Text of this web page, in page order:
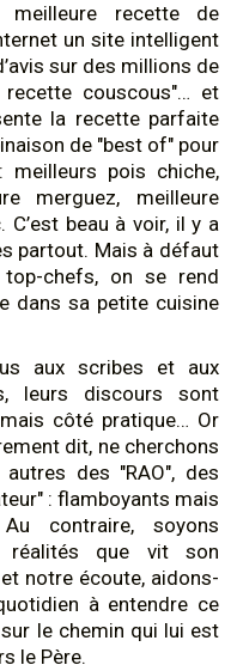
meilleure recette de
un site intelligent
sur des millions de
recette couscous"… et
la recette parfaite
de "best of" pour
pois chiche,
merguez, meilleure
beau à voir, il y a
partout. Mais à défaut
chefs, on se rend
dans sa petite cuisine
aux scribes et aux
leurs discours sont
côté pratique… Or
dit, ne cherchons
des "RAO", des
: flamboyants mais
contraire, soyons
réalités que vit son
notre écoute, aidons-
à entendre ce
sur le chemin qui lui est
le Père.